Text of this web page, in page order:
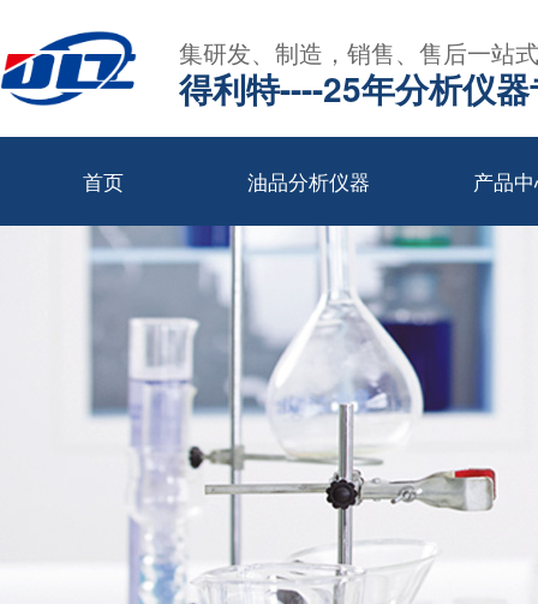
集研发、制造，销售、售后一站
得利特----25年分析仪
首页 油品分析仪器 产品